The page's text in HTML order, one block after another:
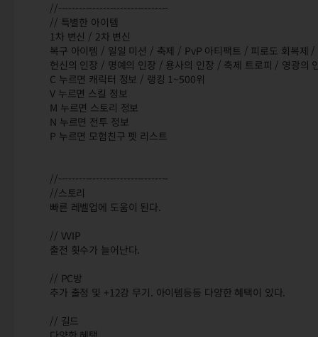
//--------------------------------
// 특별한 아이템
1차 변신 / 2차 변신
복구 아이템 / 일일 미션 / 축제 / PvP 아티팩트 / 피로도 회복제
헌신의 인장 / 명예의 인장 / 용사의 인장 / 축제 트로피 / 영광의
C 누르면 캐릭터 정보 / 랭킹 1~500위
V 누르면 스킬 정보
M 누르면 스토리 정보
N 누르면 전투 정보
P 누르면 모험친구 펫 리스트
//--------------------------------
//스토리
빠른 레벨업에 도움이 된다.
// VVIP
출전 횟수가 늘어난다.
// PC방
추가 출정 및 +12강 무기. 아이템등등 다양한 혜택이 있다.
// 길드